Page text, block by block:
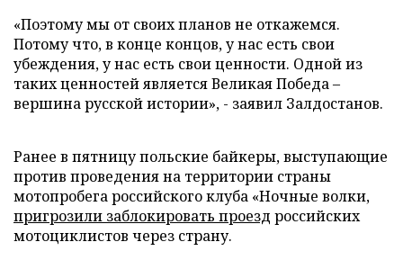
«Поэтому мы от своих планов не откажемся.
Потому что, в конце концов, у нас есть свои
убеждения, у нас есть свои ценности. Одной из
таких ценностей является Великая Победа –
вершина русской истории», - заявил Залдостанов.
Ранее в пятницу польские байкеры, выступающие
против проведения на территории страны
мотопробега российского клуба «Ночные волки,
пригрозили заблокировать проезд российских
мотоциклистов через страну.